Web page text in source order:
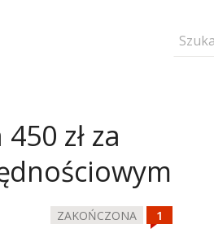
zł za
ZAKOŃCZONA